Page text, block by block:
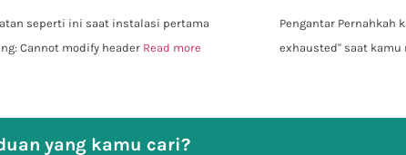
seperti ini saat instalasi pertama
Cannot modify header Read more
Pengantar Pernahkah
exhausted" saat kamu
yang kamu cari?